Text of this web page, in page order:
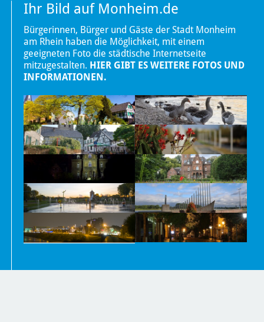
Ihr Bild auf Monheim.de
Bürgerinnen, Bürger und Gäste der Stadt Monheim
am Rhein haben die Möglichkeit, mit einem
geeigneten Foto die städtische Internetseite
mitzugestalten. HIER GIBT ES WEITERE FOTOS UND
INFORMATIONEN.